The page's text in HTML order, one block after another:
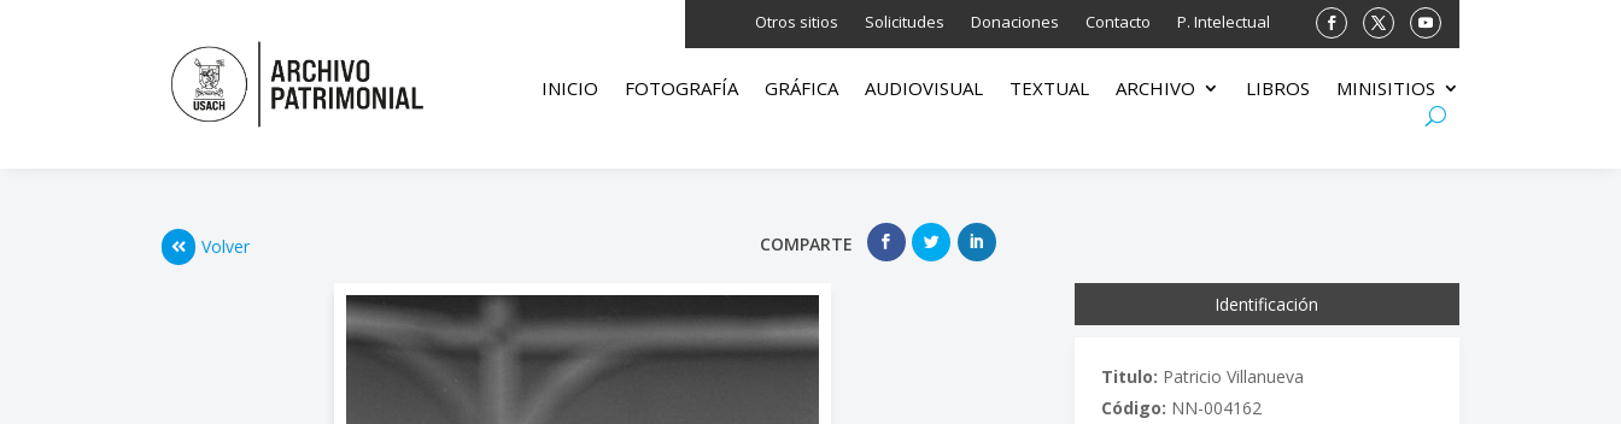
Otros sitios Solicitudes Donaciones Contacto P. Intelectual
INICIO FOTOGRAFÍA GRÁFICA AUDIOVISUAL TEXTUAL ARCHIVO LIBROS MINISITIOS
Volver COMPARTE
Identificación
Titulo: Patricio Villanueva
Código: NN-004162